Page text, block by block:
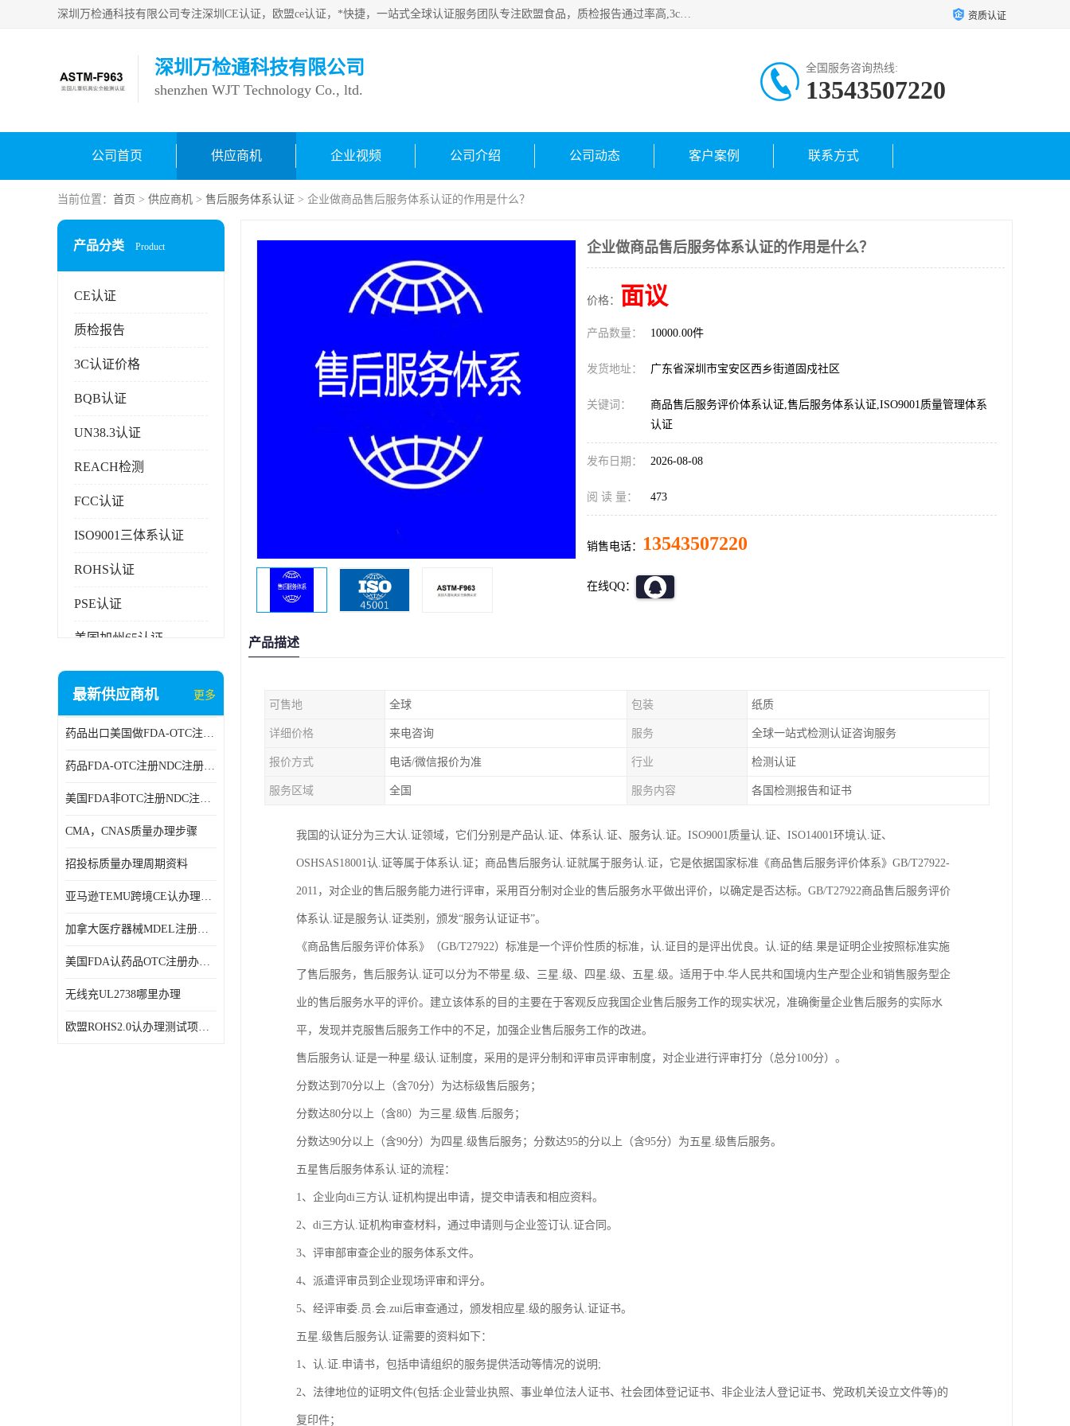
深圳万检通科技有限公司专注深圳CE认证，欧盟ce认证，*快捷，一站式全球认证服务团队专注欧盟食品，质检报告通过率高,3c认证优惠，欧盟公告机构授权代理，欢迎咨询 资质认证
深圳万检通科技有限公司
shenzhen WJT Technology Co., ltd.
全国服务咨询热线:
13543507220
公司首页 供应商机 企业视频 公司介绍 公司动态 客户案例 联系方式
当前位置： 首页 > 供应商机 > 售后服务体系认证 > 企业做商品售后服务体系认证的作用是什么？
产品分类 Product
CE认证
质检报告
3C认证价格
BQB认证
UN38.3认证
REACH检测
FCC认证
ISO9001三体系认证
ROHS认证
PSE认证
美国加州65认证
AAA信用证书
RCM，C-TICK，SAA
商标专利办理
最新供应商机 更多
药品出口美国做FDA-OTC注册NDC注册周期时间
药品FDA-OTC注册NDC注册办理资料
美国FDA非OTC注册NDC注册办理流程
CMA，CNAS质量办理步骤
招投标质量办理周期资料
亚马逊TEMU跨境CE认办理流程周期
加拿大医疗器械MDEL注册办理资料周期
美国FDA认药品OTC注册办理周期时间
无线充UL2738哪里办理
欧盟ROHS2.0认办理测试项目有哪些
企业做商品售后服务体系认证的作用是什么？
价格： 面议
产品数量： 10000.00件
发货地址： 广东省深圳市宝安区西乡街道固戍社区
关键词：
商品售后服务评价体系认证,售后服务体系认证,ISO9001质量管理体系
认证
发布日期： 2026-08-08
阅 读 量： 473
销售电话： 13543507220
在线QQ：
产品描述
可售地 全球 包装 纸质
详细价格 来电咨询 服务 全球一站式检测认证咨询服务
报价方式 电话/微信报价为准 行业 检测认证
服务区域 全国 服务内容 各国检测报告和证书
我国的认证分为三大认.证领域，它们分别是产品认.证、体系认.证、服务认.证。ISO9001质量认.证、ISO14001环境认.证、
OSHSAS18001认.证等属于体系认.证；商品售后服务认.证就属于服务认.证，它是依据国家标准《商品售后服务评价体系》GB/T27922-
2011，对企业的售后服务能力进行评审，采用百分制对企业的售后服务水平做出评价，以确定是否达标。GB/T27922商品售后服务评价
体系认.证是服务认.证类别，颁发“服务认证证书”。
《商品售后服务评价体系》（GB/T27922）标准是一个评价性质的标准，认.证目的是评出优良。认.证的结.果是证明企业按照标准实施
了售后服务，售后服务认.证可以分为不带星.级、三星.级、四星.级、五星.级。适用于中.华人民共和国境内生产型企业和销售服务型企
业的售后服务水平的评价。建立该体系的目的主要在于客观反应我国企业售后服务工作的现实状况，准确衡量企业售后服务的实际水
平，发现并克服售后服务工作中的不足，加强企业售后服务工作的改进。
售后服务认.证是一种星.级认.证制度，采用的是评分制和评审员评审制度，对企业进行评审打分（总分100分）。
分数达到70分以上（含70分）为达标级售后服务；
分数达80分以上（含80）为三星.级售.后服务；
分数达90分以上（含90分）为四星.级售后服务；分数达95的分以上（含95分）为五星.级售后服务。
五星售后服务体系认.证的流程：
1、企业向di三方认.证机构提出申请，提交申请表和相应资料。
2、di三方认.证机构审查材料，通过申请则与企业签订认.证合同。
3、评审部审查企业的服务体系文件。
4、派遣评审员到企业现场评审和评分。
5、经评审委.员.会.zui后审查通过，颁发相应星.级的服务认.证证书。
五星.级售后服务认.证需要的资料如下：
1、认.证.申请书，包括申请组织的服务提供活动等情况的说明;
2、法律地位的证明文件(包括:企业营业执照、事业单位法人证书、社会团体登记证书、非企业法人登记证书、党政机关设立文件等)的
复印件；